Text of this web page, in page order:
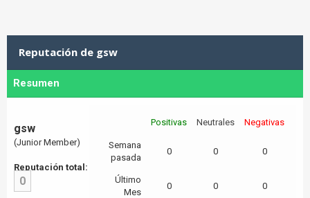
Reputación de gsw
Resumen
gsw
(Junior Member)
Reputación total:
0
Positivas Neutrales Negativas
Semana
pasada
0 0 0
Último
Mes
0 0 0